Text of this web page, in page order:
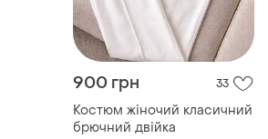
900 грн 33
Костюм жіночий класичний
брючний двійка